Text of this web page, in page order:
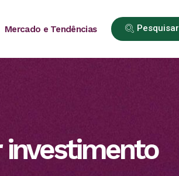
Mercado e Tendências Pesquisar
investimento